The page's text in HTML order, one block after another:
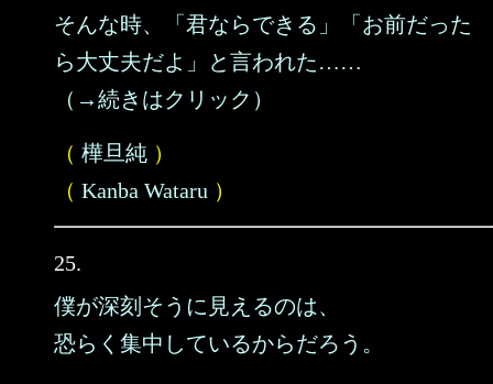
そんな時、「君ならできる」「お前だった
ら大丈夫だよ」と言われた……
（→続きはクリック）
（ 樺旦純 ）
（ Kanba Wataru ）
25.
僕が深刻そうに見えるのは、
恐らく集中しているからだろう。